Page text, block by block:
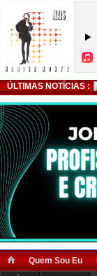
ÚLTIMAS NOTÍCIAS :
Quem Sou Eu